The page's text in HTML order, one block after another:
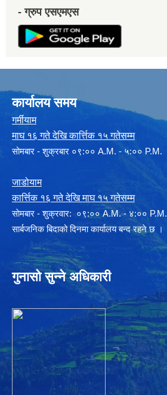
- ग्रुप एसएमएस
कार्यालय समय
गर्मीयाम
माघ १६ गते देखि कार्त्तिक १५ गतेसम्म
सोमबार - शुक्रबार ०९:०० A.M. - ५:०० P.M.
जाडोयाम
कार्त्तिक १६ गते देखि माघ १५ गतेसम्म
साेमबार - शुक्रवार: ०९:०० A.M. - ४:०० P.M.
सार्बजनिक बिदाको दिनमा कार्यालय बन्द रहने छ ।
गुनासो सुन्ने अधिकारी